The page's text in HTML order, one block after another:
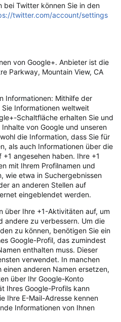
bei Twitter können Sie in den
twitter.com/account/settings
von Google+. Anbieter ist die
Parkway, Mountain View, CA
Informationen: Mithilfe der
Informationen weltweit
Schaltfläche erhalten Sie und
von Google und unseren
die Information, dass Sie für
als auch Informationen über die
angesehen haben. Ihre +1
mit Ihrem Profilnamen und
wie etwa in Suchergebnissen
an anderen Stellen auf
eingeblendet werden.
über Ihre +1-Aktivitäten auf, um
andere zu verbessern. Um die
zu können, benötigen Sie ein
Google-Profil, das zumindest
enthalten muss. Dieser
verwendet. In manchen
einen anderen Namen ersetzen,
über Ihr Google-Konto
Ihres Google-Profils kann
Ihre E-Mail-Adresse kennen
Informationen von Ihnen